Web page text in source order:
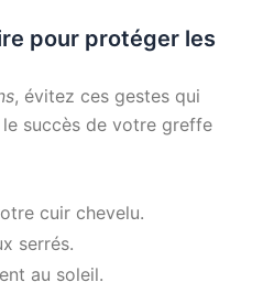
pour protéger les
, évitez ces gestes qui
succès de votre greffe
cuir chevelu.
serrés.
au soleil.